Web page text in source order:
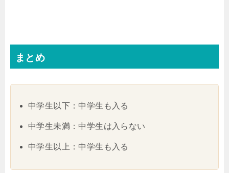
まとめ
中学生以下：中学生も入る
中学生未満：中学生は入らない
中学生以上：中学生も入る